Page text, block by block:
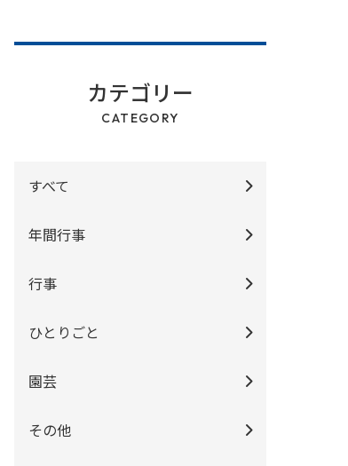
カテゴリー
CATEGORY
すべて
年間行事
行事
ひとりごと
園芸
その他